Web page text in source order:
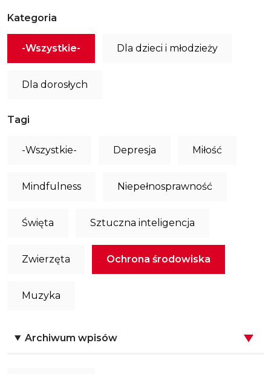
Kategoria
-Wszystkie- Dla dzieci i młodzieży
Dla dorosłych
Tagi
-Wszystkie- Depresja Miłość
Mindfulness Niepełnosprawność
Święta Sztuczna inteligencja
Zwierzęta Ochrona środowiska
Muzyka
Archiwum wpisów